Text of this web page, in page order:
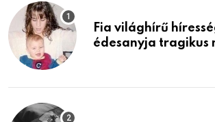
Fia világhírű
édesanyja tragikus